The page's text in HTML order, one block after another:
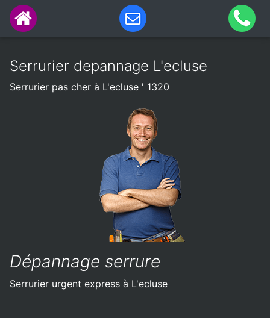
Serrurier depannage L'ecluse
Serrurier pas cher à L'ecluse ' 1320
Dépannage serrure
Serrurier urgent express à L'ecluse